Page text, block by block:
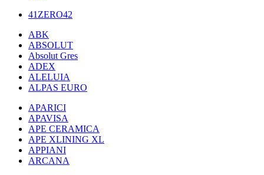
41ZERO42
ABK
ABSOLUT
Absolut Gres
ADEX
ALELUIA
ALPAS EURO
APARICI
APAVISA
APE CERAMICA
APE XLINING XL
APPIANI
ARCANA